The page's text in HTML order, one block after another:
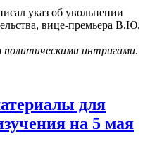
указ об увольнении
вице-премьера В.Ю.
политическими интригами.
для
на 5 мая